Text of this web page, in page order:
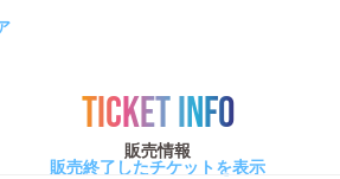
TICKET INFO
販売情報
販売終了したチケットを表示